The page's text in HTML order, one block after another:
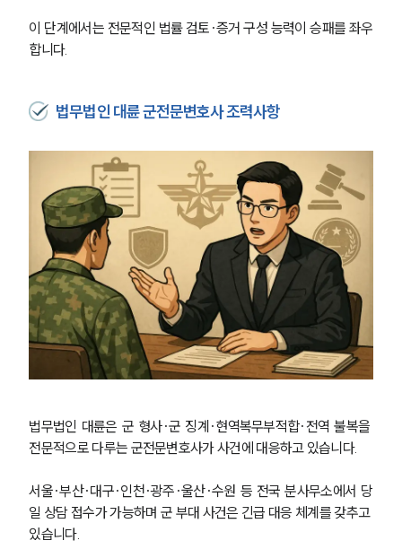
이 단계에서는 전문적인 법률 검토·증거 구성 능력이 승패를 좌우
합니다.
법무법인 대륜 군전문변호사 조력사항
법무법인 대륜은 군 형사·군 징계·현역복무부적합·전역 불복을
전문적으로 다루는 군전문변호사가 사건에 대응하고 있습니다.
서울·부산·대구·인천·광주·울산·수원 등 전국 분사무소에서 당
일 상담 접수가 가능하며 군 부대 사건은 긴급 대응 체계를 갖추고
있습니다.